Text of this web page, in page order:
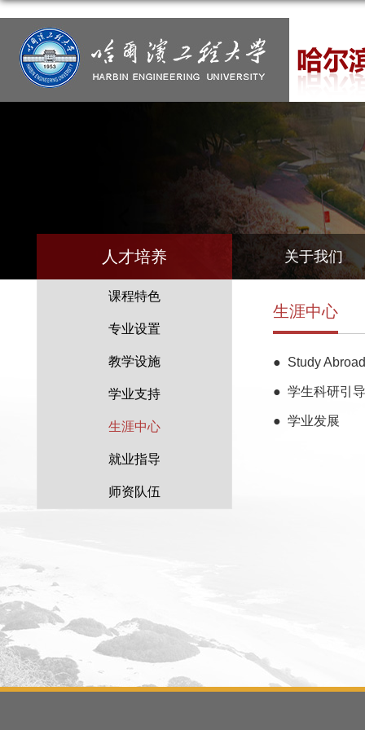
人才培养
课程特色
专业设置
教学设施
学业支持
生涯中心
就业指导
师资队伍
关于我们
生涯中心
● Study Abroad
● 学生科研引
● 学业发展